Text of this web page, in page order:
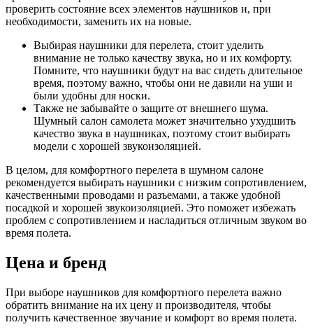
проверить состояние всех элементов наушников и, при
необходимости, заменить их на новые.
Выбирая наушники для перелета, стоит уделить
внимание не только качеству звука, но и их комфорту.
Помните, что наушники будут на вас сидеть длительное
время, поэтому важно, чтобы они не давили на уши и
были удобны для носки.
Также не забывайте о защите от внешнего шума.
Шумный салон самолета может значительно ухудшить
качество звука в наушниках, поэтому стоит выбирать
модели с хорошей звукоизоляцией.
В целом, для комфортного перелета в шумном салоне
рекомендуется выбирать наушники с низким сопротивлением,
качественными проводами и разъемами, а также удобной
посадкой и хорошей звукоизоляцией. Это поможет избежать
проблем с сопротивлением и насладиться отличным звуком во
время полета.
Цена и бренд
При выборе наушников для комфортного перелета важно
обратить внимание на их цену и производителя, чтобы
получить качественное звучание и комфорт во время полета.